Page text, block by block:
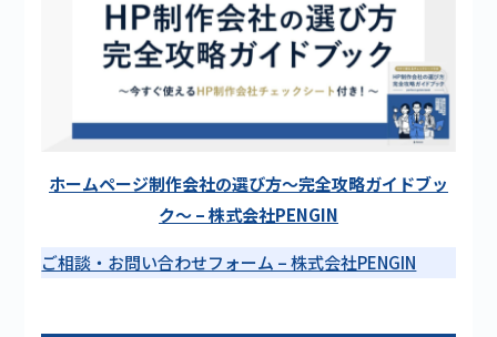
ホームページ制作会社の選び方〜完全攻略ガイドブッ
ク〜 – 株式会社PENGIN
ご相談・お問い合わせフォーム – 株式会社PENGIN